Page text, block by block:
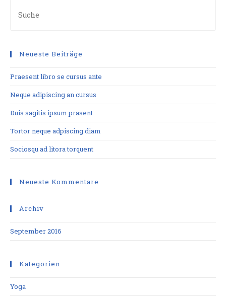
Neueste Beiträge
Praesent libro se cursus ante
Neque adipiscing an cursus
Duis sagitis ipsum prasent
Tortor neque adpiscing diam
Sociosqu ad litora torquent
Neueste Kommentare
Archiv
September 2016
Kategorien
Yoga